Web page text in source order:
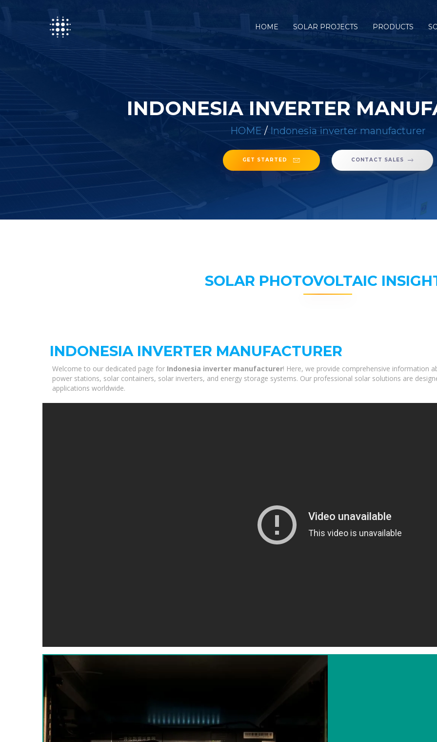
HOME SOLAR PROJECTS PRODUCTS
INDONESIA INVERTER
HOME / Indonesia inverter manufacturer
GET STARTED CONTACT SALES
SOLAR PHOTOVOLTAIC
INDONESIA INVERTER MANUFACTURER
Welcome to our dedicated page for Indonesia inverter manufacturer! Here, we provide comprehensive information
power stations, solar containers, solar inverters, and energy storage systems. Our professional solar solutions are
applications worldwide.